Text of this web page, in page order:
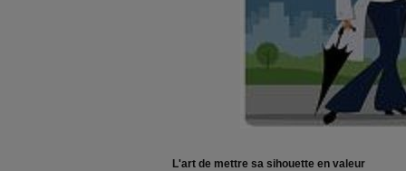
L'art de mettre sa sihouette en valeur